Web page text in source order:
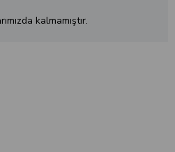
kalmamıştır.